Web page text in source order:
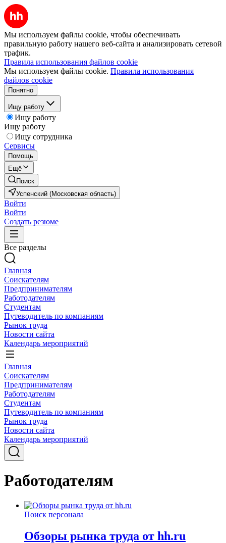
Мы используем файлы cookie, чтобы обеспечивать
правильную работу нашего веб-сайта и анализировать сетевой
трафик.
Правила использования файлов cookie
Мы используем файлы cookie. Правила использования
файлов cookie
Понятно
Ищу работу
Ищу работу
Ищу работу
Ищу сотрудника
Сервисы
Помощь
Ещё
Поиск
Успенский (Московская область)
Войти
Войти
Создать резюме
Все разделы
Главная
Соискателям
Предпринимателям
Работодателям
Студентам
Путеводитель по компаниям
Рынок труда
Новости сайта
Календарь мероприятий
Главная
Соискателям
Предпринимателям
Работодателям
Студентам
Путеводитель по компаниям
Рынок труда
Новости сайта
Календарь мероприятий
Работодателям
Поиск персонала
Обзоры рынка труда от hh.ru